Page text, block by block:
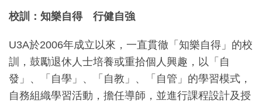
校訓：知樂自得 行健自強
U3A於2006年成立以來，一直貫徹「知樂自得」的校
訓，鼓勵退休人士培養或重拾個人興趣，以「自
發」、「自學」、「自教」、「自管」的學習模式，
自務組織學習活動，擔任導師，並進行課程設計及授